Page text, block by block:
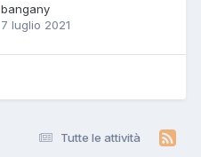
bangany
7 luglio 2021
Tutte le attività